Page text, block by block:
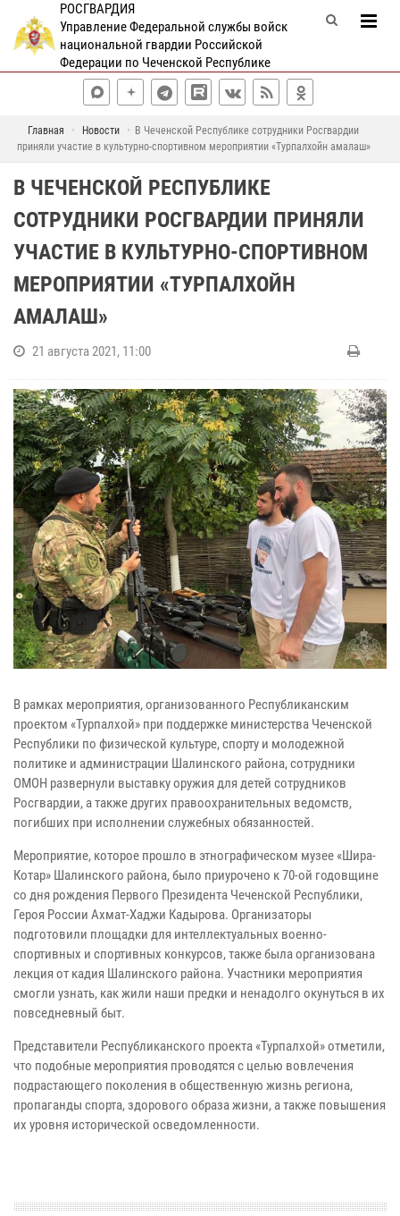
РОСГВАРДИЯ
Управление Федеральной службы войск
национальной гвардии Российской
Федерации по Чеченской Республике
Главная Новости
В Чеченской Республике сотрудники Росгвардии
приняли участие в культурно-спортивном мероприятии «Турпалхойн амалаш»
В ЧЕЧЕНСКОЙ РЕСПУБЛИКЕ
СОТРУДНИКИ РОСГВАРДИИ ПРИНЯЛИ
УЧАСТИЕ В КУЛЬТУРНО-СПОРТИВНОМ
МЕРОПРИЯТИИ «ТУРПАЛХОЙН
АМАЛАШ»
21 августа 2021, 11:00
В рамках мероприятия, организованного Республиканским
проектом «Турпалхой» при поддержке министерства Чеченской
Республики по физической культуре, спорту и молодежной
политике и администрации Шалинского района, сотрудники
ОМОН развернули выставку оружия для детей сотрудников
Росгвардии, а также других правоохранительных ведомств,
погибших при исполнении служебных обязанностей.
Мероприятие, которое прошло в этнографическом музее «Шира-
Котар» Шалинского района, было приурочено к 70-ой годовщине
со дня рождения Первого Президента Чеченской Республики,
Героя России Ахмат-Хаджи Кадырова. Организаторы
подготовили площадки для интеллектуальных военно-
спортивных и спортивных конкурсов, также была организована
лекция от кадия Шалинского района. Участники мероприятия
смогли узнать, как жили наши предки и ненадолго окунуться в их
повседневный быт.
Представители Республиканского проекта «Турпалхой» отметили,
что подобные мероприятия проводятся с целью вовлечения
подрастающего поколения в общественную жизнь региона,
пропаганды спорта, здорового образа жизни, а также повышения
их уровня исторической осведомленности.